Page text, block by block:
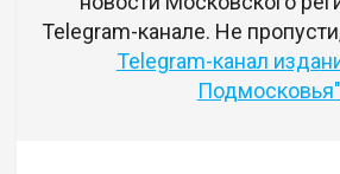
Telegram-канале. Не
Telegram-канал
Подмосковья"